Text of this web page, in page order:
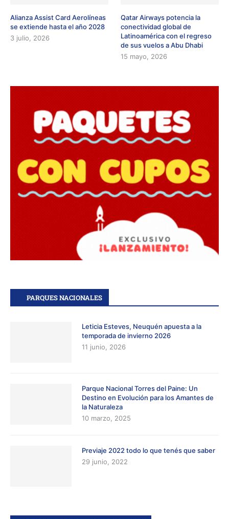
Alianza Assist Card Aerolíneas
se extiende hasta el año 2028
3 julio, 2026
Qatar Airways potencia la
conectividad global de
Latinoamérica con el regreso
de sus vuelos a Abu Dhabi
15 mayo, 2026
PARQUES NACIONALES
Leticia Esteves, Neuquén apuesta a la
temporada de invierno 2026
11 junio, 2026
Parque Nacional Torres del Paine: Un
Destino en Evolución para los Amantes de
la Naturaleza
10 marzo, 2025
Previaje 2022 todo lo que tenés que saber
29 junio, 2022